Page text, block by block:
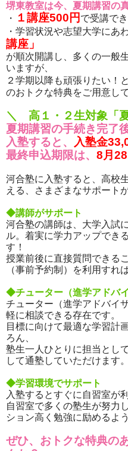
堺東教室は今、夏期講習の
・
１講座500円 で受講で
・学習状況や志望大学にあ
講座」
が順次開講し、多くの一般
いますが、
２学期以降も頑張りたい！
のおトクな特典をご用意し
＼ 高１・２生対象「
夏期講習の手続き完了
入塾すると、
入塾金
最終申込期限は、 8月
河合塾に入塾すると、高校
える、さまざまなサポート
◆講師がサポート
河合塾の講師は、大学入試
ル。着実に学力アップでき
す！
授業前後に直接質問できる
（事前予約制）を利用すれ
◆チューター（進学アドバ
チューター（進学アドバイ
軽に相談できる存在です。
目標に向けて最適な学習計
ろん、
塾生一人ひとりに担当とし
して通塾していただけます。
◆学習環境でサポート
入塾するとすぐに自習室が
自習室で多くの塾生が努力
ション高く勉強に励めるよ
ぜひ、おトクな特典の